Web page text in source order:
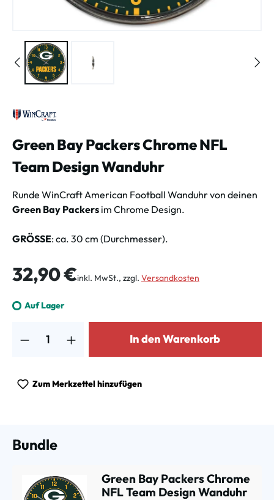
Green Bay Packers Chrome NFL
Team Design Wanduhr
Runde WinCraft American Football Wanduhr von deinen
Green Bay Packers im Chrome Design.
GRÖSSE: ca. 30 cm (Durchmesser).
Regulärer Preis:
32,90 €inkl. MwSt., zzgl. Versandkosten
Auf Lager
In den Warenkorb
Zum Merkzettel hinzufügen
Bundle
Green Bay Packers Chrome
NFL Team Design Wanduhr